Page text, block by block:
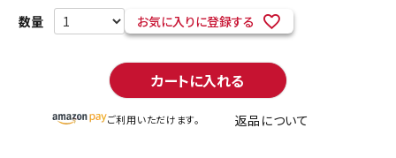
お気に入りに登録する
カートに入れる
ご利用いただけます。 返品について